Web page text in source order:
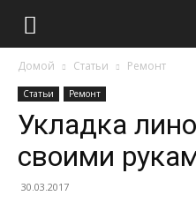
Домой Статьи Ремонт
Статьи Ремонт
Укладка
своими
30.03.2017